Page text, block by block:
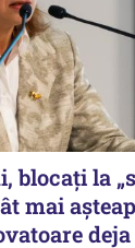
blocați la
mai